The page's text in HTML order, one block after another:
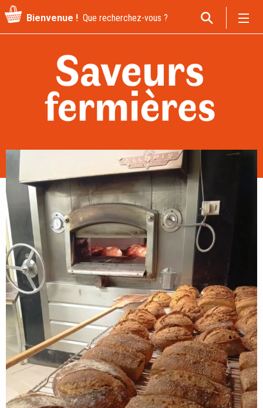
Recherche
pour
Bienvenue !